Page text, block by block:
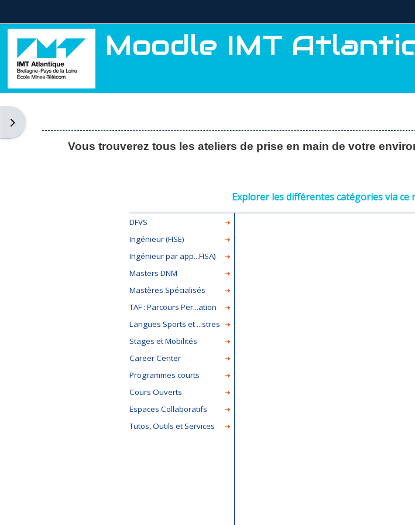
Moodle IMT
Ouvrir le tiroir des blocs
Vous trouverez tous les ateliers de prise en main de votre
Explorer les différentes catégories via
DFVS
Ingénieur (FISE)
Ingénieur par app...FISA)
Masters DNM
Mastères Spécialisés
TAF : Parcours Per...ation
Langues Sports et ...stres
Stages et Mobilités
Career Center
Programmes courts
Cours Ouverts
Espaces Collaboratifs
Tutos, Outils et Services